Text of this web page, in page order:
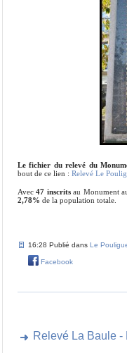
Le fichier du relevé du
bout de ce lien : Relevé Le
Avec47 inscritsau Monument
2,78% de la population totale.
16:28 Publié dans Le
Facebook
Relevé La Baule -